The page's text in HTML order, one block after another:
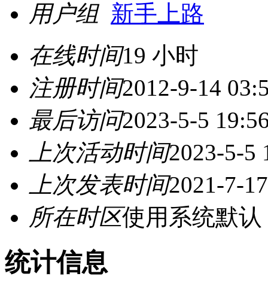
用户组 新手上路
在线时间19 小时
注册时间2012-9-14
最后访问2023-5-5
上次活动时间2023-5-5
上次发表时间2021-7-
所在时区使用系统默认
统计信息